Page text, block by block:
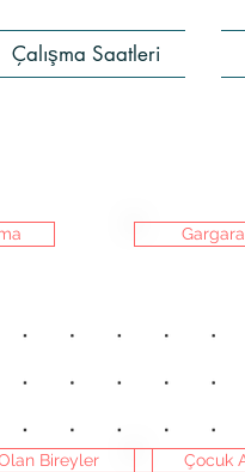
Çalışma Saatleri
Gargara
Çocuk
Bireyler